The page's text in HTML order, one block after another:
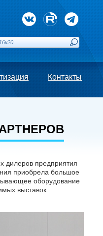
Контакты
дилеров предприятия
приобрела большое
оборудование
выставок